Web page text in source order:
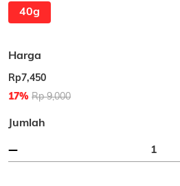
40g
Harga
Rp7,450
17% Rp 9,000
Jumlah